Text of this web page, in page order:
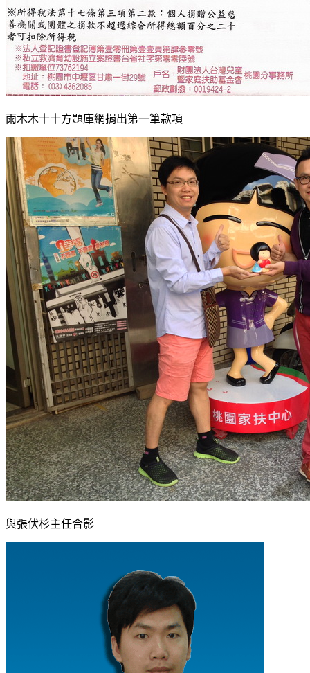
雨木木十十方題庫網捐出第一筆款項
與張伏杉主任合影